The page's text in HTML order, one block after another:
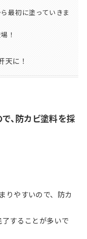
最初に塗っていきま
！
天に！
、防カビ塗料を採
りやすいので、防カ
することが多いで